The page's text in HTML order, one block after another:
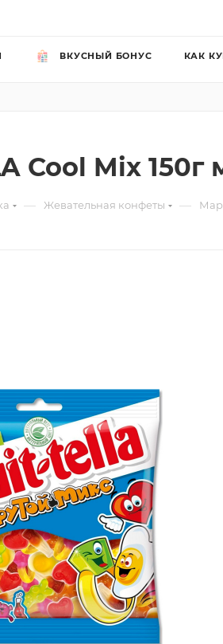
ВКУСНЫЙ БОНУС КАК
Cool Mix 150г
— Жевательная конфеты —